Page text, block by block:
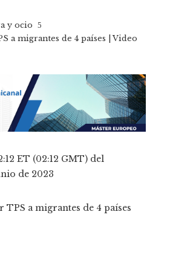
y ocio
a migrantes de 4 países | Video
ET (02:12 GMT) del
de 2023